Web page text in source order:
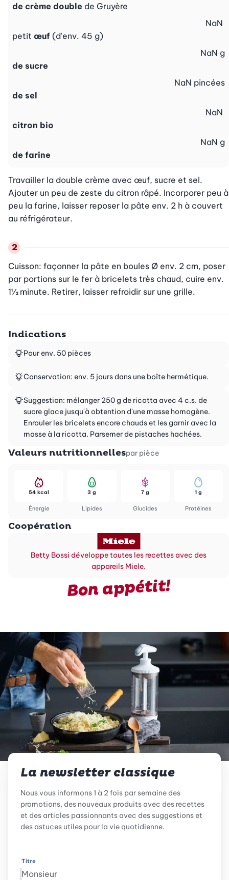
de crème double de Gruyère
petit œuf (d'env. 45 g)
NaN
de sucre
NaN g
de sel
NaN pincées
citron bio
NaN
de farine
NaN g
Travailler la double crème avec œuf, sucre et sel.
Ajouter un peu de zeste du citron râpé. Incorporer peu à
peu la farine, laisser reposer la pâte env. 2 h à couvert
au réfrigérateur.
Cuisson: façonner la pâte en boules Ø env. 2 cm, poser
par portions sur le fer à bricelets très chaud, cuire env.
1½ minute. Retirer, laisser refroidir sur une grille.
Indications
Pour env. 50 pièces
Conservation: env. 5 jours dans une boîte hermétique.
Suggestion: mélanger 250 g de ricotta avec 4 c.s. de
sucre glace jusqu'à obtention d'une masse homogène.
Enrouler les bricelets encore chauds et les garnir avec la
masse à la ricotta. Parsemer de pistaches hachées.
Valeurs nutritionnellespar pièce
Énergie
54 kcal
Lipides
3 g
Glucides
7 g
Protéines
1 g
Coopération
Betty Bossi développe toutes les recettes avec des
appareils Miele.
Bon appétit!
La newsletter classique
Nous vous informons 1 à 2 fois par semaine des
promotions, des nouveaux produits avec des recettes
et des articles passionnants avec des suggestions et
des astuces utiles pour la vie quotidienne.
Titre
Monsieur